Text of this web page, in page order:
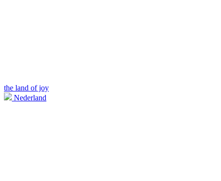
the land of joy
Nederland